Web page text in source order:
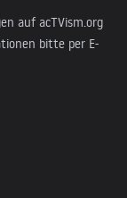
auf acTVism.org
bitte per E-